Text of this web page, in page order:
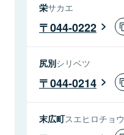
栄サカエ
044-0222
尻別シリベツ
044-0214
末広町スエヒロチョウ